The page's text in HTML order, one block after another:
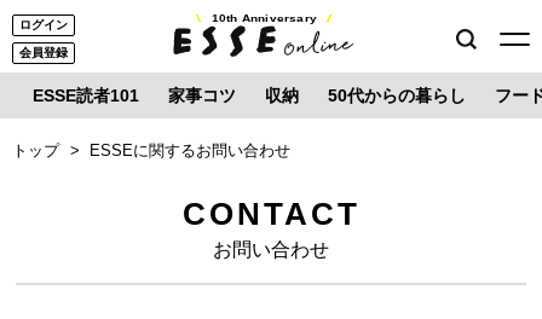
ログイン
会員登録
10th Anniversary
ESSE読者101 家事コツ 収納 50代からの暮らし フー
トップ ESSEに関するお問い合わせ
CONTACT
お問い合わせ